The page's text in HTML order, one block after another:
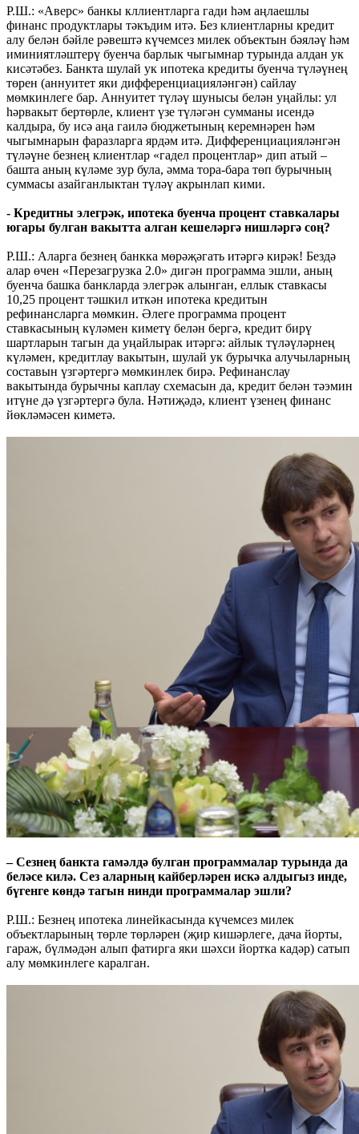
Р.Ш.: «Аверс» банкы кллиентларга гади һәм аңлаешлы
финанс продуктлары тәкъдим итә. Без клиентларны кредит
алу белән бәйле рәвештә күчемсез милек объектын бәяләү һәм
иминиятләштерү буенча барлык чыгымнар турында алдан ук
кисәтәбез. Банкта шулай ук ипотека кредиты буенча түләүнең
төрен (аннуитет яки дифференциацияләнгән) сайлау
мөмкинлеге бар. Аннуитет түләү шунысы белән уңайлы: ул
һәрвакыт бертөрле, клиент үзе түләгән сумманы исендә
калдыра, бу исә аңа гаилә бюджетының керемнәрен һәм
чыгымнарын фаразларга ярдәм итә. Дифференциацияләнгән
түләүне безнең клиентлар «гадел процентлар» дип атый –
башта аның күләме зур була, әмма тора-бара төп бурычның
суммасы азайганлыктан түләү акрынлап кими.
- Кредитны элегрәк, ипотека буенча процент ставкалары
югары булган вакытта алган кешеләргә нишләргә соң?
Р.Ш.: Аларга безнең банкка мөрәҗәгать итәргә кирәк! Бездә
алар өчен «Перезагрузка 2.0» дигән программа эшли, аның
буенча башка банкларда элегрәк алынган, еллык ставкасы
10,25 процент тәшкил иткән ипотека кредитын
рефинансларга мөмкин. Әлеге программа процент
ставкасының күләмен киметү белән бергә, кредит бирү
шартларын тагын да уңайлырак итәргә: айлык түләүләрнең
күләмен, кредитлау вакытын, шулай ук бурычка алучыларның
составын үзгәртергә мөмкинлек бирә. Рефинанслау
вакытында бурычны каплау схемасын да, кредит белән тәэмин
итүне дә үзгәртергә була. Нәтиҗәдә, клиент үзенең финанс
йөкләмәсен киметә.
– Сезнең банкта гамәлдә булган программалар турында да
беләсе килә. Сез аларның кайберләрен искә алдыгыз инде,
бүгенге көндә тагын нинди программалар эшли?
Р.Ш.: Безнең ипотека линейкасында күчемсез милек
объектларының төрле төрләрен (җир кишәрлеге, дача йорты,
гараж, бүлмәдән алып фатирга яки шәхси йортка кадәр) сатып
алу мөмкинлеге каралган.